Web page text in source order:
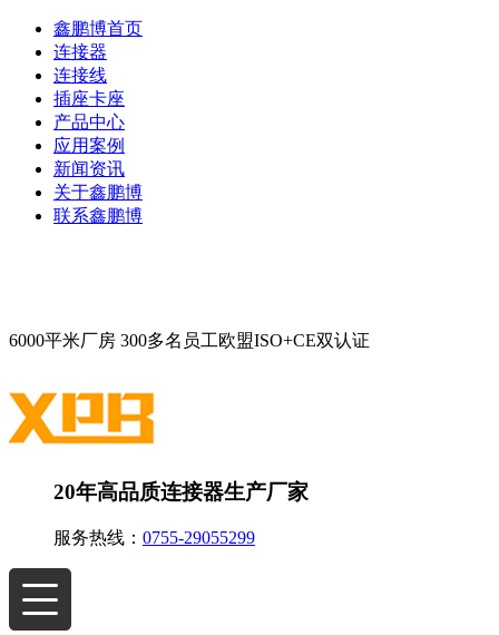
鑫鹏博首页
连接器
连接线
插座卡座
产品中心
应用案例
新闻资讯
关于鑫鹏博
联系鑫鹏博
6000平米厂房 300多名员工欧盟ISO+CE双认证
20年高品质连接器生产厂家
服务热线： 0755-29055299